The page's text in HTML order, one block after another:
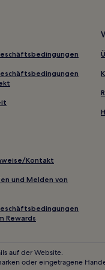
der Östlichen Jin-
Kontakt
und Melden von
Rewards
auf der Website.
oder eingetragene